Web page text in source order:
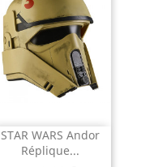
STAR WARS Andor
Réplique...